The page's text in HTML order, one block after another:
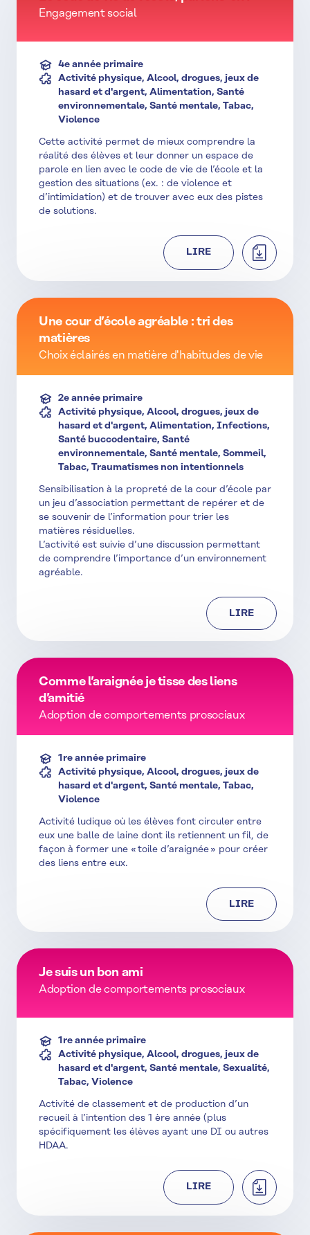
Engagement social
4e année primaire
Activité physique, Alcool, drogues, jeux de
hasard et d'argent, Alimentation, Santé
environnementale, Santé mentale, Tabac,
Violence
Cette activité permet de mieux comprendre la
réalité des élèves et leur donner un espace de
parole en lien avec le code de vie de l’école et la
gestion des situations (ex. : de violence et
d’intimidation) et de trouver avec eux des pistes
de solutions.
LIRE
Une cour d’école agréable : tri des
matières
Choix éclairés en matière d'habitudes de vie
2e année primaire
Activité physique, Alcool, drogues, jeux de
hasard et d'argent, Alimentation, Infections,
Santé buccodentaire, Santé
environnementale, Santé mentale, Sommeil,
Tabac, Traumatismes non intentionnels
Sensibilisation à la propreté de la cour d’école par
un jeu d’association permettant de repérer et de
se souvenir de l’information pour trier les
matières résiduelles.
L’activité est suivie d’une discussion permettant
de comprendre l’importance d’un environnement
agréable.
LIRE
Comme l’araignée je tisse des liens
d’amitié
Adoption de comportements prosociaux
1re année primaire
Activité physique, Alcool, drogues, jeux de
hasard et d'argent, Santé mentale, Tabac,
Violence
Activité ludique où les élèves font circuler entre
eux une balle de laine dont ils retiennent un fil, de
façon à former une « toile d’araignée » pour créer
des liens entre eux.
LIRE
Je suis un bon ami
Adoption de comportements prosociaux
1re année primaire
Activité physique, Alcool, drogues, jeux de
hasard et d'argent, Santé mentale, Sexualité,
Tabac, Violence
Activité de classement et de production d’un
recueil à l’intention des 1 ère année (plus
spécifiquement les élèves ayant une DI ou autres
HDAA.
LIRE